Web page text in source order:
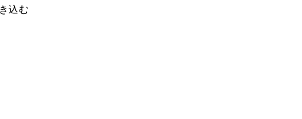
込む